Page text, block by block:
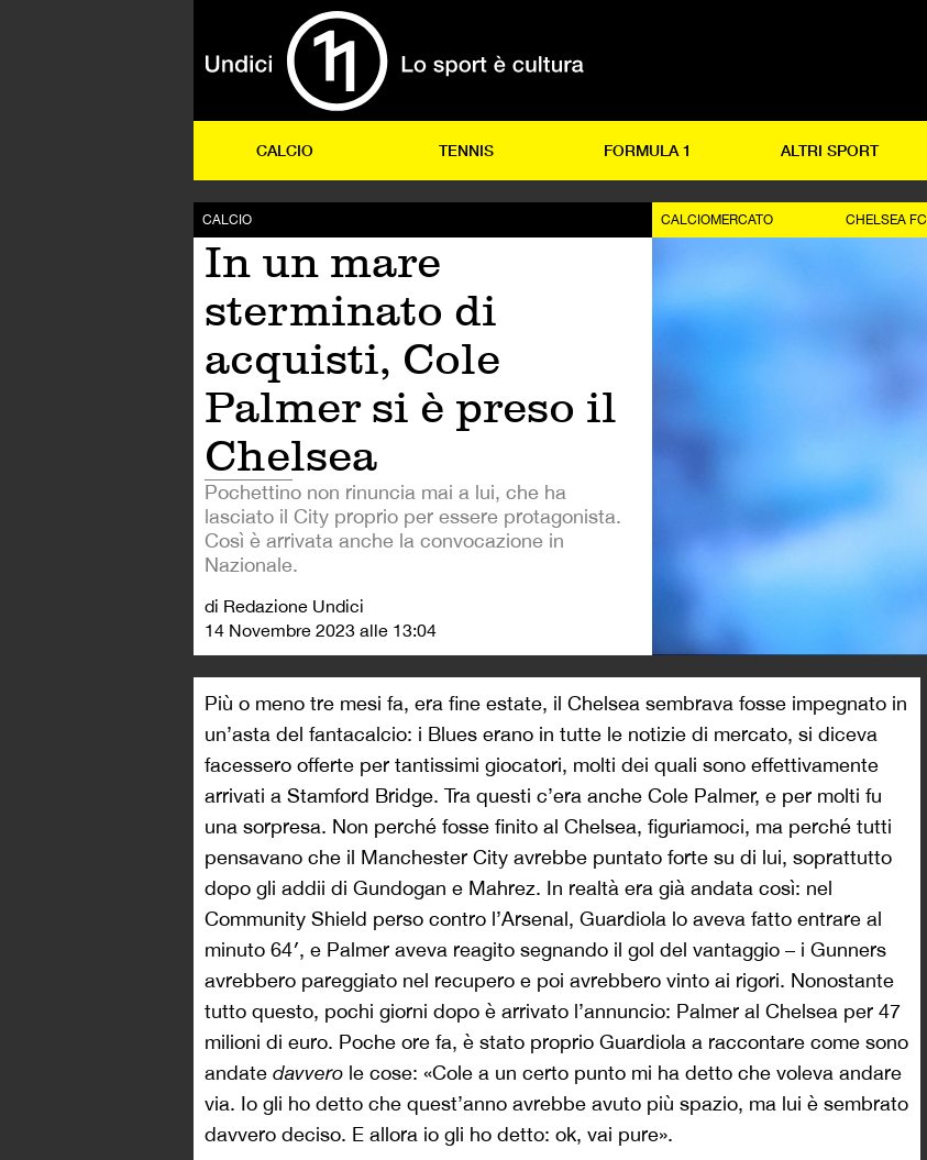
CALCIO TENNIS FORMULA 1 ALTRI SPORT
CALCIO
In un mare
sterminato di
acquisti, Cole
Palmer si è preso il
Chelsea
Pochettino non rinuncia mai a lui, che ha
lasciato il City proprio per essere protagonista.
Così è arrivata anche la convocazione in
Nazionale.
di Redazione Undici
14 Novembre 2023 alle 13:04
CALCIOMERCATO CHELSEA FC
Più o meno tre mesi fa, era fine estate, il Chelsea sembrava fosse impegnato in
un’asta del fantacalcio: i Blues erano in tutte le notizie di mercato, si diceva
facessero offerte per tantissimi giocatori, molti dei quali sono effettivamente
arrivati a Stamford Bridge. Tra questi c’era anche Cole Palmer, e per molti fu
una sorpresa. Non perché fosse finito al Chelsea, figuriamoci, ma perché tutti
pensavano che il Manchester City avrebbe puntato forte su di lui, soprattutto
dopo gli addii di Gundogan e Mahrez. In realtà era già andata così: nel
Community Shield perso contro l’Arsenal, Guardiola lo aveva fatto entrare al
minuto 64′, e Palmer aveva reagito segnando il gol del vantaggio – i Gunners
avrebbero pareggiato nel recupero e poi avrebbero vinto ai rigori. Nonostante
tutto questo, pochi giorni dopo è arrivato l’annuncio: Palmer al Chelsea per 47
milioni di euro. Poche ore fa, è stato proprio Guardiola a raccontare come sono
andate davvero le cose: «Cole a un certo punto mi ha detto che voleva andare
via. Io gli ho detto che quest’anno avrebbe avuto più spazio, ma lui è sembrato
davvero deciso. E allora io gli ho detto: ok, vai pure».